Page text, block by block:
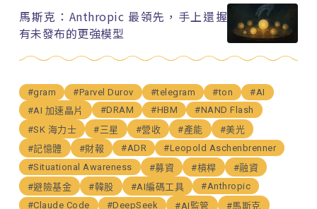
馬斯克：Anthropic 最領先，手上還握
有未發布的更強模型
#gram #Parvel Durov #telegram #ton
#AI
#AI 加速晶片
#DRAM #HBM
#NAND Flash
#SK 海力士
#三星 #營收 #產能
#美光
#記憶體
#財報 #ADR
#Leopold Aschenbrenner
#Situational Awareness
#募資 #槓桿
#融資
#避險基金
#韓股 #AI編碼工具
#Anthropic
#Claude Code
#DeepSeek #AI監管 #馬斯克